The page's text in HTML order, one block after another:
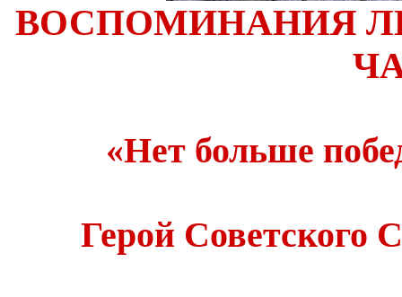
ВОСПОМИНАНИЯ
«Нет больше
Герой Советского